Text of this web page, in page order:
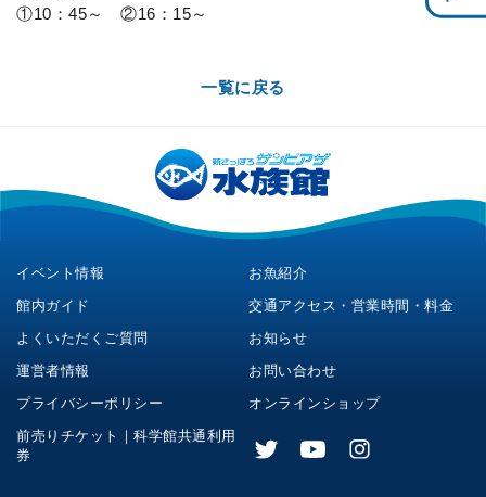
①10：45～ ②16：15～
一覧に戻る
イベント情報
お魚紹介
館内ガイド
交通アクセス・営業時間・料金
よくいただくご質問
お知らせ
運営者情報
お問い合わせ
プライバシーポリシー
オンラインショップ
前売りチケット｜科学館共通利用
券